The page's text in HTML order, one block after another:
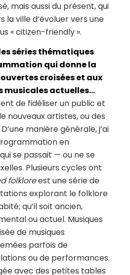
mais aussi du présent, qui
ville d’évoluer vers une
« citizen-friendly ».
séries thématiques
qui donne la
croisées et aux
musicales actuelles…
de fidéliser un public et
nouveaux artistes, ou des
manière générale, j’ai
en
se passait — ou ne se
Plusieurs cycles ont
folkloreest une série de
explorant le folklore
qu’il soit ancien,
ou actuel. Musiques
de musiques
parfois de
ou de performances.
avec des petites tables